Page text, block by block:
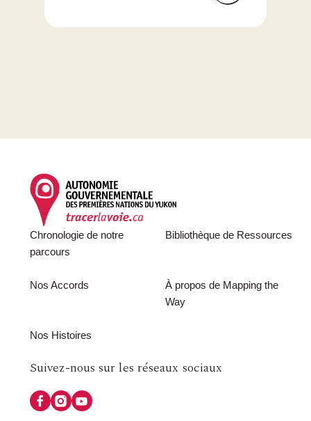
Footer
Chronologie de notre
parcours
Nos Accords
Nos Histoires
Bibliothèque de Ressources
À propos de Mapping the
Way
Follow
us
Suivez-nous sur les réseaux sociaux